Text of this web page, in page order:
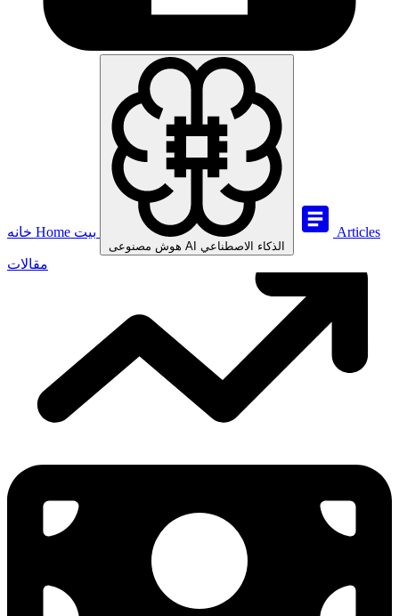
Home
AI الذكاء الاصطناعي
Articles
مقالات